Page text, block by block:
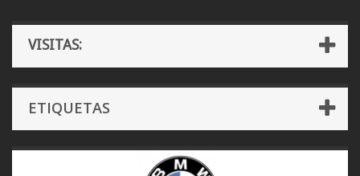
VISITAS:
ETIQUETAS